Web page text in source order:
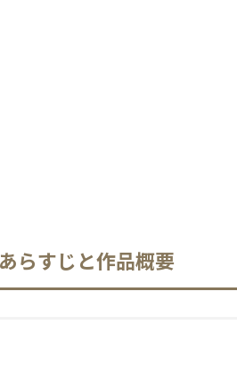
らすじと作品概要